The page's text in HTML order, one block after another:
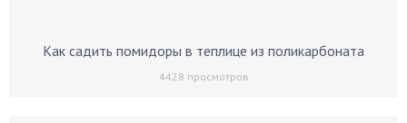
Как садить помидоры в теплице из поликарбоната
4428 просмотров